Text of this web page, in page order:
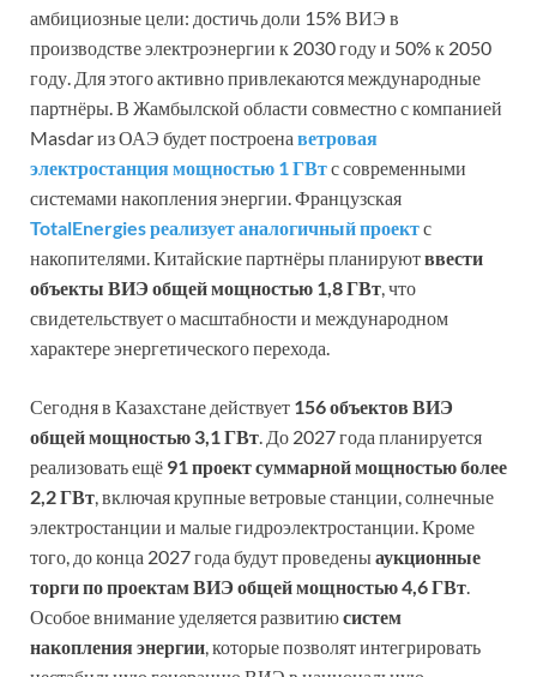
амбициозные цели: достичь доли 15% ВИЭ в
производстве электроэнергии к 2030 году и 50% к 2050
году. Для этого активно привлекаются международные
партнёры. В Жамбылской области совместно с компанией
Masdar из ОАЭ будет построена ветровая
электростанция мощностью 1 ГВтс современными
системами накопления энергии. Французская
TotalEnergies реализует аналогичный проектс
накопителями. Китайские партнёры планируютввести
объекты ВИЭ общей мощностью 1,8 ГВт, что
свидетельствует о масштабности и международном
характере энергетического перехода.
Сегодня в Казахстане действует 156 объектов ВИЭ
общей мощностью 3,1 ГВт. До 2027 года планируется
реализовать ещё 91 проект суммарной мощностью более
2,2 ГВт, включая крупные ветровые станции, солнечные
электростанции и малые гидроэлектростанции. Кроме
того, до конца 2027 года будут проведеныаукционные
торги по проектам ВИЭ общей мощностью 4,6 ГВт.
Особое внимание уделяется развитиюсистем
накопления энергии, которые позволят интегрировать